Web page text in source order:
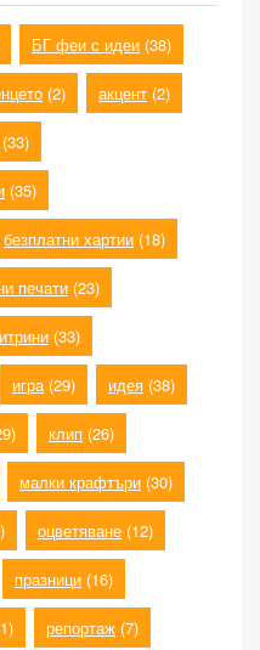
БГ феи с идеи (38)
(2) акцент (2)
(33)
(35)
безплатни хартии (18)
печати (23)
(33)
игра (29) идея (38)
клип (26)
малки крафтъри (30)
оцветяване (12)
празници (16)
репортаж (7)